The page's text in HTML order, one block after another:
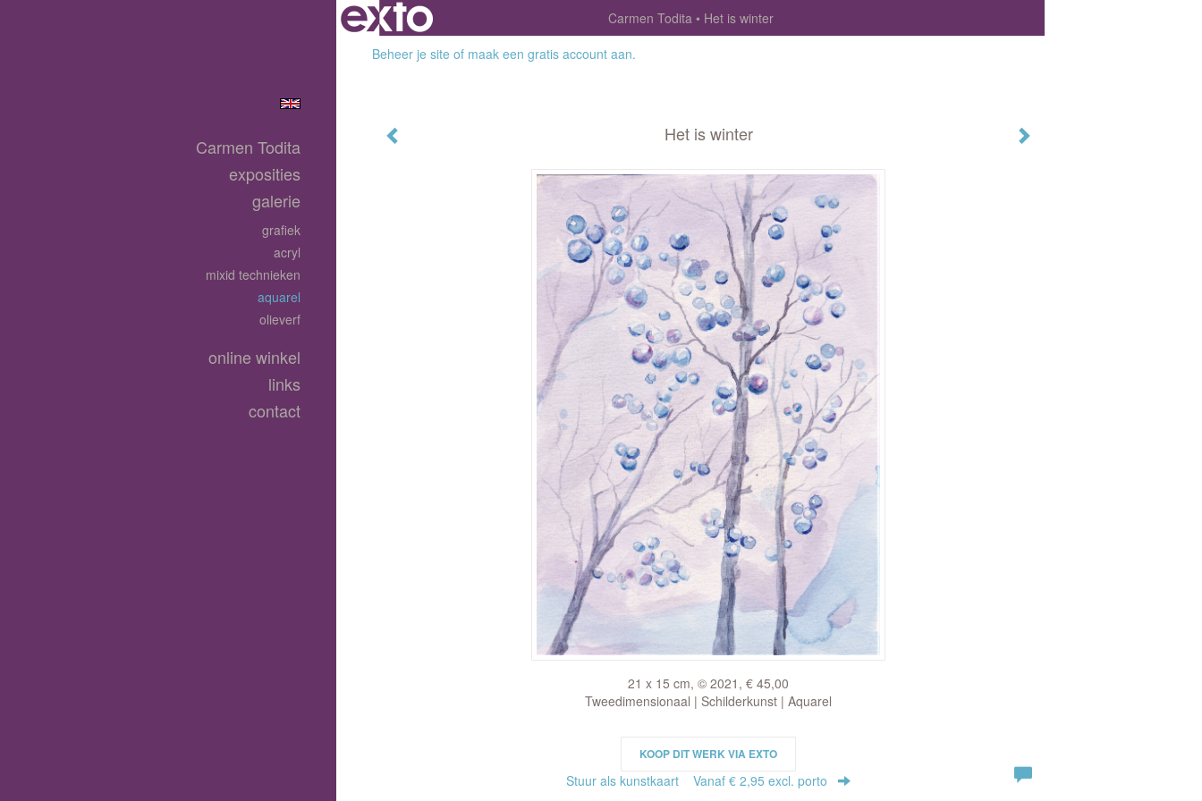
Carmen Todita
Het is winter
Beheer je site of maak een gratis account aan.
Het is winter
21 x 15 cm, © 2021, € 45,00
Tweedimensionaal | Schilderkunst | Aquarel
KOOP DIT WERK VIA EXTO
Stuur als kunstkaart Vanaf € 2,95 excl. porto
Carmen Todita
exposities
galerie
grafiek
acryl
mixid technieken
aquarel
olieverf
online winkel
links
contact